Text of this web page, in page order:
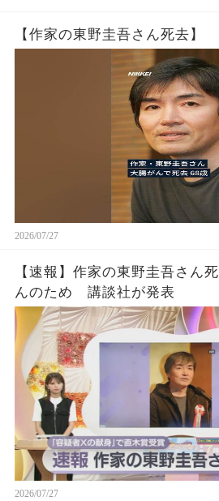
【作家の東野圭吾さん死去】
2026/07/27
【速報】作家の東野圭吾さ
んのため 講談社が発表
2026/07/27